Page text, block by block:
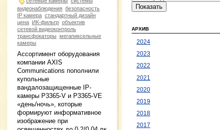
видеонаблюдения безопасность
IP камера стандартный дизайн
цена
ИК-фильтр объектив
сетевой видеоконтроль
трансфокаторы мегапиксельные
камеры
Ассортимент оборудования
компании AXIS
Communications пополнили
купольные
вандалозащищенные IP-
камеры P3365-V и P3365-VЕ
«день/ночь», которые
формируют информативное
изображение при
АРХИВ
2024
2023
2022
2021
2020
2019
2018
2017